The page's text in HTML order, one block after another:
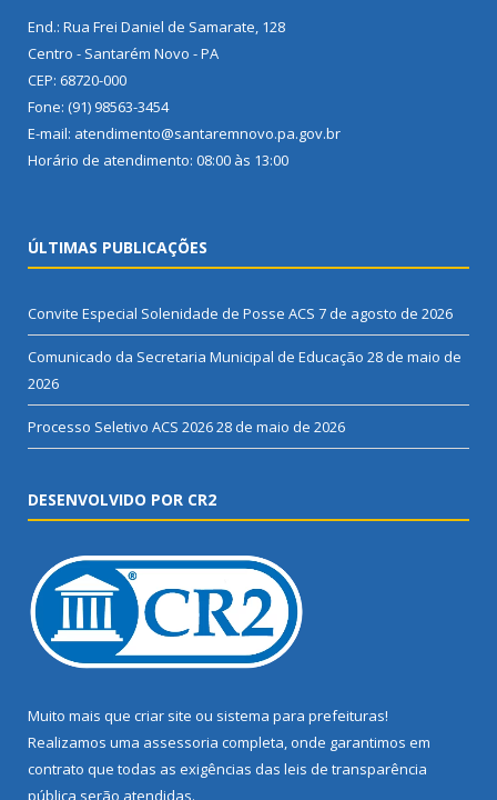
End.: Rua Frei Daniel de Samarate, 128
Centro - Santarém Novo - PA
CEP: 68720-000
Fone: (91) 98563-3454
E-mail: atendimento@santaremnovo.pa.gov.br
Horário de atendimento: 08:00 às 13:00
ÚLTIMAS PUBLICAÇÕES
Convite Especial Solenidade de Posse ACS 7 de agosto de 2026
Comunicado da Secretaria Municipal de Educação 28 de maio de
2026
Processo Seletivo ACS 202628 de maio de 2026
DESENVOLVIDO POR CR2
Muito mais que criar site ou sistema para prefeituras!
Realizamos uma assessoria completa, onde garantimos em
contrato que todas as exigências das leis de transparência
pública serão atendidas.